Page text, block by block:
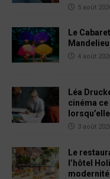
5 août
Le
Mandelieu
4 août
Léa
cinéma ce
3 août
Le
l’hôtel